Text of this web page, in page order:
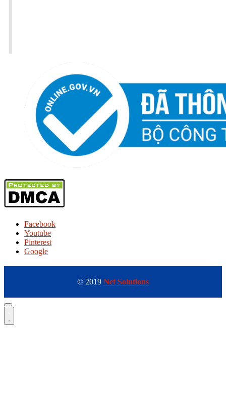
Facebook
Youtube
Pinterest
Google
© 2019 Net Solutions